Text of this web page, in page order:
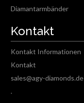
Diamantarmbänder
Kontakt
Kontakt Informationen
Kontakt
sales@agy-diamonds.de
.